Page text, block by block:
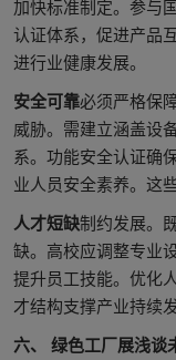
加快标准制定。参与
认证体系，促进产品
进行业健康发展。
安全可靠必须严格保
威胁。需建立涵盖设
系。功能安全认证确
业人员安全素养。这
人才短缺制约发展。
缺。高校应调整专业
提升员工技能。优化
才结构支撑产业持续发
六、 绿色工厂展浅谈